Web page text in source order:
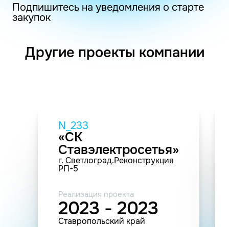
Подпишитесь на уведомления о старте
закупок
Другие проекты компании
N_233
«СК
Ставэлектросетья»
г. Светлоград.Реконструкция
РП-5
Реализация проекта
2023 - 2023
Ставропольский край